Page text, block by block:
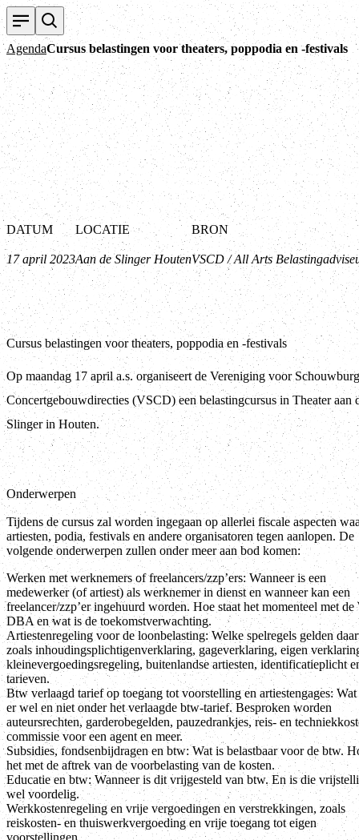
AgendaCursus belastingen voor theaters, poppodia en -festivals
DATUM
17 april 2023
LOCATIE
Aan de Slinger Houten
BRON
VSCD / All Arts
Cursus belastingen voor theaters, poppodia en -festivals
Op maandag 17 april a.s. organiseert de Vereniging voor
Concertgebouwdirecties (VSCD) een belastingcursus in Theater aan
Slinger in Houten.
Onderwerpen
Tijdens de cursus zal worden ingegaan op allerlei fiscale aspecten
artiesten, podia, festivals en andere organisatoren tegen aanlopen. De
volgende onderwerpen zullen onder meer aan bod komen:
Werken met werknemers of freelancers/zzp’ers: Wanneer is een
medewerker (of artiest) als werknemer in dienst en wanneer kan een
freelancer/zzp’er ingehuurd worden. Hoe staat het momenteel met de
DBA en wat is de toekomstverwachting.
Artiestenregeling voor de loonbelasting: Welke spelregels gelden
zoals inhoudingsplichtigenverklaring, gageverklaring, eigen
kleinevergoedingsregeling, buitenlandse artiesten, identificatieplicht
tarieven.
Btw verlaagd tarief op toegang tot voorstelling en artiestengages:
er wel en niet onder het verlaagde btw-tarief. Besproken worden
auteursrechten, garderobegelden, pauzedrankjes, reis- en
commissie voor een agent en meer.
Subsidies, fondsenbijdragen en btw: Wat is belastbaar voor de btw.
het met de aftrek van de voorbelasting van de kosten.
Educatie en btw: Wanneer is dit vrijgesteld van btw. En is die
wel voordelig.
Werkkostenregeling en vrije vergoedingen en verstrekkingen, zoals
reiskosten- en thuiswerkvergoeding en vrije toegang tot eigen
voorstellingen.